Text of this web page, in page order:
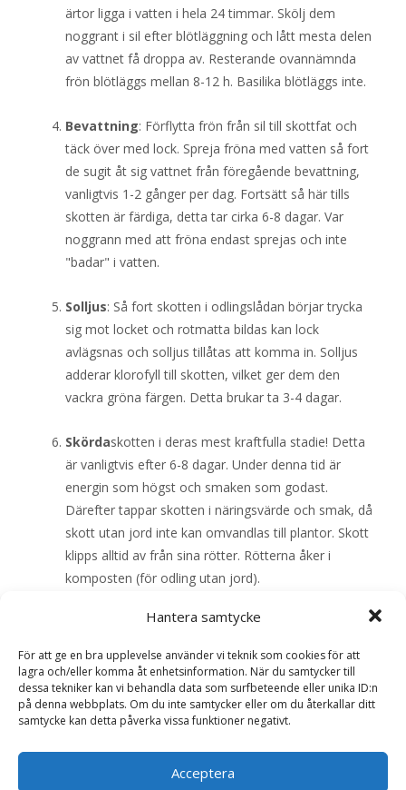
Hantera samtycke
För att ge en bra upplevelse använder vi teknik som cookies för att
lagra och/eller komma åt enhetsinformation. När du samtycker till
dessa tekniker kan vi behandla data som surfbeteende eller unika ID:n
på denna webbplats. Om du inte samtycker eller om du återkallar ditt
samtycke kan detta påverka vissa funktioner negativt.
Acceptera
ärtor ligga i vatten i hela 24 timmar. Skölj dem
noggrant i sil efter blötläggning och lått mesta delen
av vattnet få droppa av. Resterande ovannämnda
frön blötläggs mellan 8-12 h. Basilika blötläggs inte.
Bevattning: Förflytta frön från sil till skottfat och
täck över med lock. Spreja fröna med vatten så fort
de sugit åt sig vattnet från föregående bevattning,
vanligtvis 1-2 gånger per dag. Fortsätt så här tills
skotten är färdiga, detta tar cirka 6-8 dagar. Var
noggrann med att fröna endast sprejas och inte
"badar" i vatten.
Solljus: Så fort skotten i odlingslådan börjar trycka
sig mot locket och rotmatta bildas kan lock
avlägsnas och solljus tillåtas att komma in. Solljus
adderar klorofyll till skotten, vilket ger dem den
vackra gröna färgen. Detta brukar ta 3-4 dagar.
Skördaskotten i deras mest kraftfulla stadie! Detta
är vanligtvis efter 6-8 dagar. Under denna tid är
energin som högst och smaken som godast.
Därefter tappar skotten i näringsvärde och smak, då
skott utan jord inte kan omvandlas till plantor. Skott
klipps alltid av från sina rötter. Rötterna åker i
komposten (för odling utan jord).
: Hela skottfatet kan förvaras i kylskåpet
Läs mera & köp